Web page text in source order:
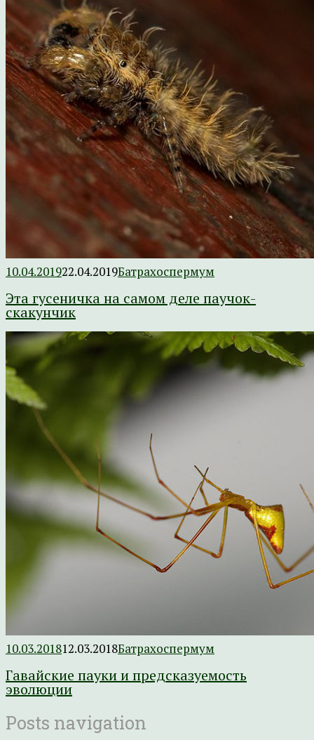
10.04.201922.04.2019Батрахоспермум
Эта гусеничка на самом деле паучок-
скакунчик
10.03.201812.03.2018Батрахоспермум
Гавайские пауки и предсказуемость
эволюции
Posts navigation